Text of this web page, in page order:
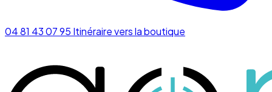
04 81 43 07 95 Itinéraire vers la boutique